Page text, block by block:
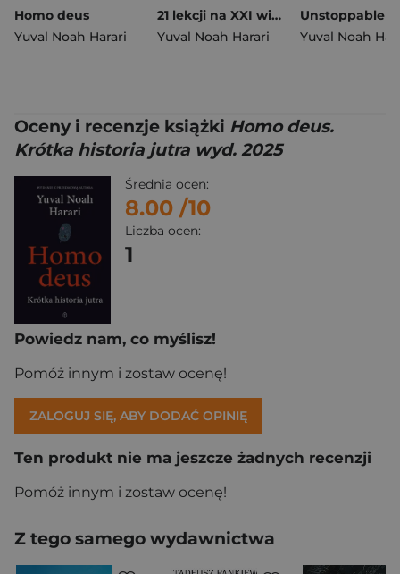
Homo deus
Yuval Noah Harari
21 lekcji na XXI wiek wyd. 2026
Yuval Noah Harari
Yuval Noah
Oceny i recenzje książki Homo deus.
Krótka historia jutra wyd. 2025
Średnia ocen:
8.00 /10
Liczba ocen:
1
Powiedz nam, co myślisz!
Pomóż innym i zostaw ocenę!
ZALOGUJ SIĘ, ABY DODAĆ OPINIĘ
Ten produkt nie ma jeszcze żadnych recenzji
Pomóż innym i zostaw ocenę!
Z tego samego wydawnictwa